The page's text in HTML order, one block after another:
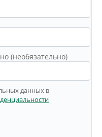
(необязательно)
данных в